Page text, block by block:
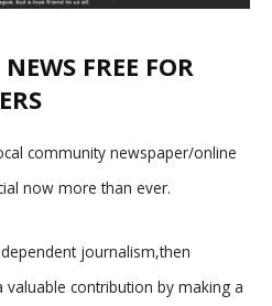
FREE FOR
community newspaper/online
now more than ever.
journalism,then
valuable contribution by making a